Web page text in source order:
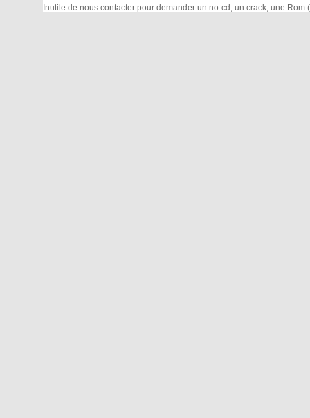
Inutile de nous contacter pour demander un no-cd, un crack, une